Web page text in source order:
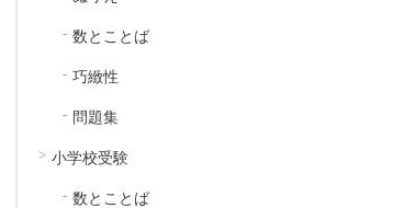
数とことば
巧緻性
問題集
小学校受験
数とことば